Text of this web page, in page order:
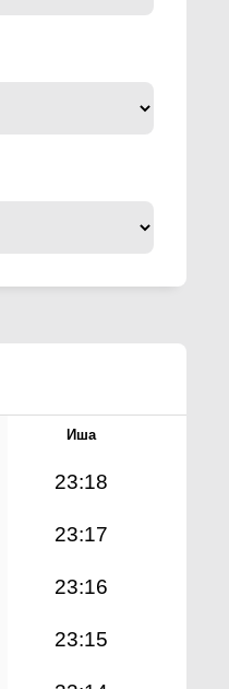
Иша
23:18
23:17
23:16
23:15